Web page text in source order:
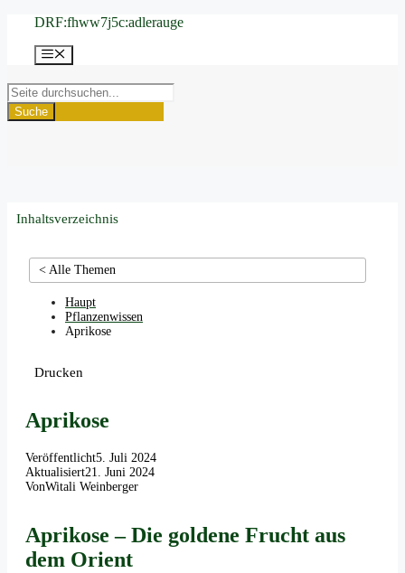
springen
DRF:fhww7j5c:adlerauge
Menü
Suche
< Alle Themen
Haupt
Pflanzenwissen
Aprikose
Drucken
Aprikose
Veröffentlicht5. Juli 2024
Aktualisiert21. Juni 2024
VonWitali Weinberger
Aprikose – Die goldene Frucht aus
dem Orient
Inhaltsverzeichnis